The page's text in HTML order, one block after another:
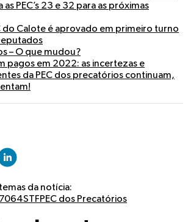
PEC’s 23 e 32 para as próximas
do Calote é aprovado em primeiro turno
– O que mudou?
pagos em 2022: as incertezas e
da PEC dos precatórios continuam,
da notícia:
STFPEC dos Precatórios